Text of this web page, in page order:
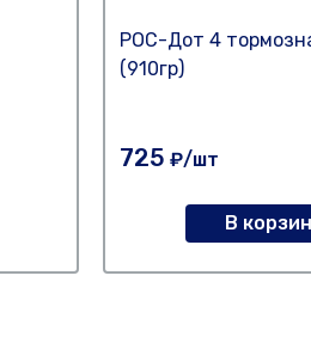
РОС-Дот 4
(910гр)
725 ₽/шт
В